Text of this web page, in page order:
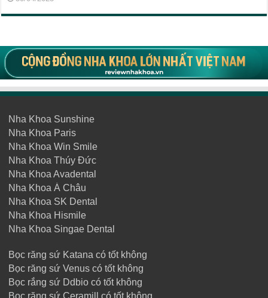
Nha Khoa Sunshine
Nha Khoa Paris
Nha Khoa Win Smile
Nha Khoa Thúy Đức
Nha Khoa Avadental
Nha Khoa Á Châu
Nha Khoa SK Dental
Nha Khoa Hismile
Nha Khoa Singae Dental
Bọc răng sứ Katana có tốt không
Bọc răng sứ Venus có tốt không
Bọc rắng sứ Ddbio có tốt không
Bọc răng sứ Ceramill có tốt không